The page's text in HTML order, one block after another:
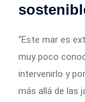
“Este mar es
muy poco
intervenirlo y
más allá de las